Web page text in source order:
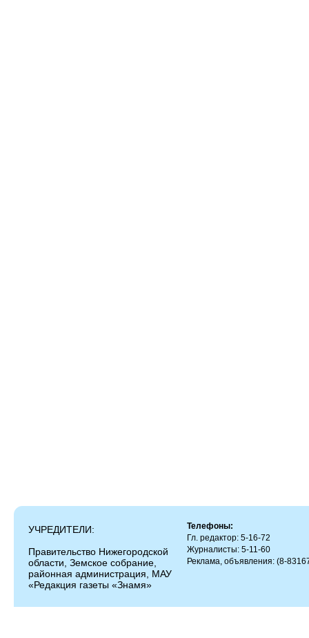
УЧРЕДИТЕЛИ:
Правительство Нижегородской
области, Земское собрание,
районная администрация, МАУ
«Редакция газеты «Знамя»
Телефоны:
Гл. редактор: 5-16-72
Журналисты: 5-11-60
Реклама, объявления: (8-